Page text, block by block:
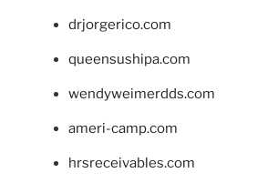
drjorgerico.com
queensushipa.com
wendyweimerdds.com
ameri-camp.com
hrsreceivables.com